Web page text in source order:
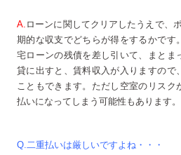
A. ローンに関してクリアしたうえで、
期的な収支でどちらが得をするかです
宅ローンの残債を差し引いて、まとま
貸に出すと、賃料収入が入りますので
こともできます。ただし空室のリスク
払いになってしまう可能性もあります。
Q.二重払いは厳しいですよね・・・